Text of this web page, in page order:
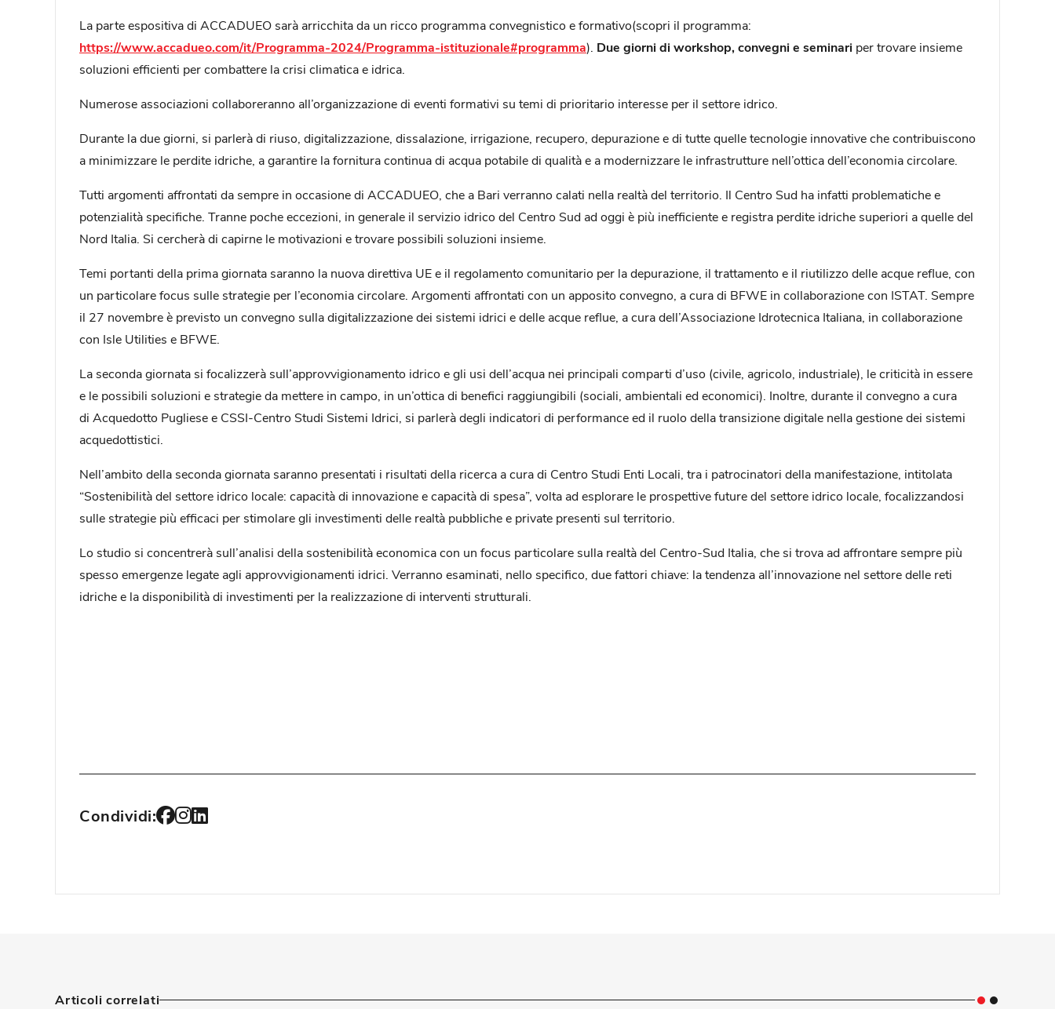
La parte espositiva di ACCADUEO sarà arricchita da un ricco programma convegnistico e formativo(scopri il programma:
https://www.accadueo.com/it/Programma-2024/Programma-istituzionale#programma). Due giorni di workshop, convegni e seminari per trovare insieme
soluzioni efficienti per combattere la crisi climatica e idrica.
Numerose associazioni collaboreranno all’organizzazione di eventi formativi su temi di prioritario interesse per il settore idrico.
Durante la due giorni, si parlerà di riuso, digitalizzazione, dissalazione, irrigazione, recupero, depurazione e di tutte quelle tecnologie innovative che contribuiscono
a minimizzare le perdite idriche, a garantire la fornitura continua di acqua potabile di qualità e a modernizzare le infrastrutture nell’ottica dell’economia circolare.
Tutti argomenti affrontati da sempre in occasione di ACCADUEO, che a Bari verranno calati nella realtà del territorio. Il Centro Sud ha infatti problematiche e
potenzialità specifiche. Tranne poche eccezioni, in generale il servizio idrico del Centro Sud ad oggi è più inefficiente e registra perdite idriche superiori a quelle del
Nord Italia. Si cercherà di capirne le motivazioni e trovare possibili soluzioni insieme.
Temi portanti della prima giornata saranno la nuova direttiva UE e il regolamento comunitario per la depurazione, il trattamento e il riutilizzo delle acque reflue, con
un particolare focus sulle strategie per l’economia circolare. Argomenti affrontati con un apposito convegno, a cura di BFWE in collaborazione con ISTAT. Sempre
il 27 novembre è previsto un convegno sulla digitalizzazione dei sistemi idrici e delle acque reflue, a cura dell’Associazione Idrotecnica Italiana, in collaborazione
con Isle Utilities e BFWE.
La seconda giornata si focalizzerà sull’approvvigionamento idrico e gli usi dell’acqua nei principali comparti d’uso (civile, agricolo, industriale), le criticità in essere
e le possibili soluzioni e strategie da mettere in campo, in un’ottica di benefici raggiungibili (sociali, ambientali ed economici). Inoltre, durante il convegno a cura
di Acquedotto Pugliese e CSSI-Centro Studi Sistemi Idrici, si parlerà degli indicatori di performance ed il ruolo della transizione digitale nella gestione dei sistemi
acquedottistici.
Nell’ambito della seconda giornata saranno presentati i risultati della ricerca a cura di Centro Studi Enti Locali, tra i patrocinatori della manifestazione, intitolata
“Sostenibilità del settore idrico locale: capacità di innovazione e capacità di spesa”, volta ad esplorare le prospettive future del settore idrico locale, focalizzandosi
sulle strategie più efficaci per stimolare gli investimenti delle realtà pubbliche e private presenti sul territorio.
Lo studio si concentrerà sull’analisi della sostenibilità economica con un focus particolare sulla realtà del Centro-Sud Italia, che si trova ad affrontare sempre più
spesso emergenze legate agli approvvigionamenti idrici. Verranno esaminati, nello specifico, due fattori chiave: la tendenza all’innovazione nel settore delle reti
idriche e la disponibilità di investimenti per la realizzazione di interventi strutturali.
Condividi:
Articoli correlati